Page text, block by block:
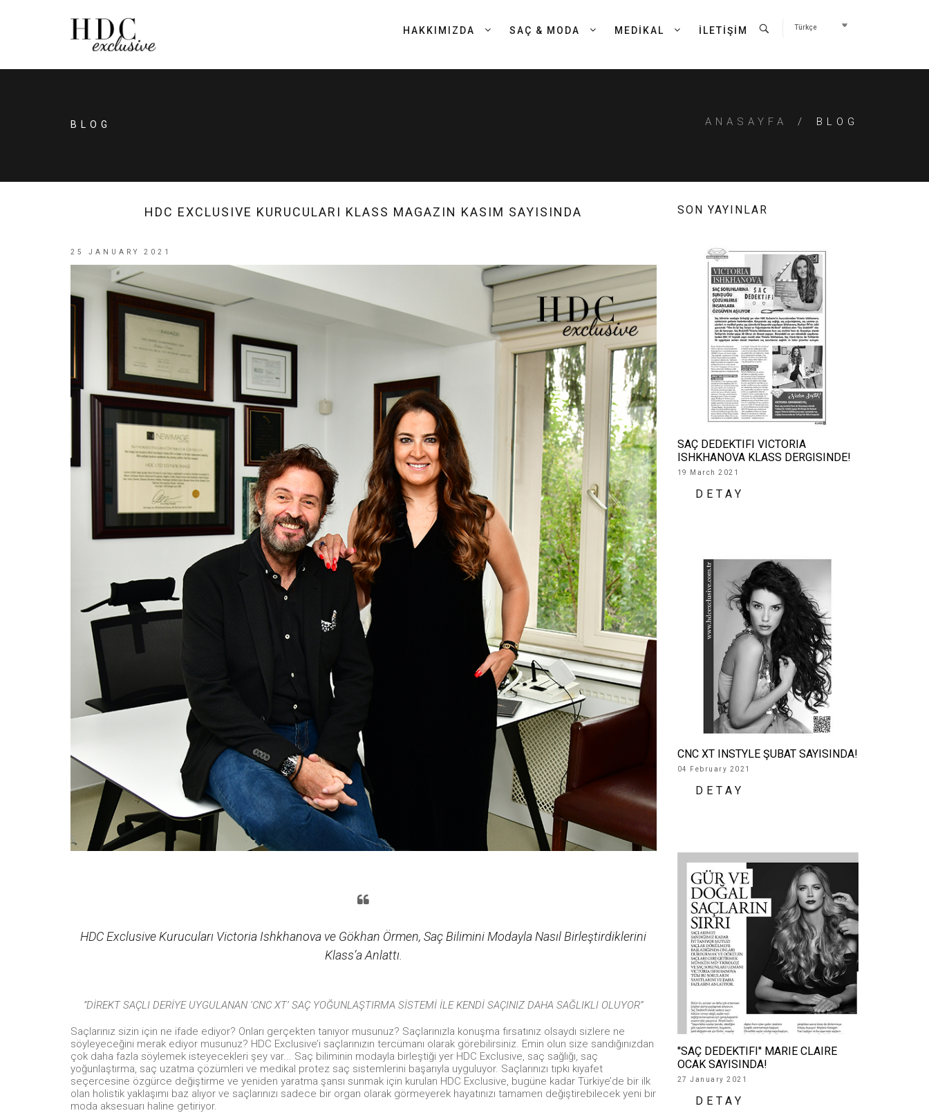
HAKKIMIZDA SAÇ & MODA MEDİKAL İLETİŞİM
BLOG ANASAYFA BLOG
HDC EXCLUSIVE KURUCULARI KLASS MAGAZIN KASIM SAYISINDA
25 JANUARY 2021
HDC Exclusive Kurucuları Victoria Ishkhanova ve Gökhan Örmen, Saç Bilimini Modayla Nasıl Birleştirdiklerini
Klass’a Anlattı.
“DİREKT SAÇLI DERİYE UYGULANAN ‘CNC XT’ SAÇ YOĞUNLAŞTIRMA SİSTEMİ İLE KENDİ SAÇINIZ DAHA SAĞLIKLI OLUYOR”
Saçlarınız sizin için ne ifade ediyor? Onları gerçekten tanıyor musunuz? Saçlarınızla konuşma fırsatınız olsaydı sizlere ne
söyleyeceğini merak ediyor musunuz? HDC Exclusive’i saçlarınızın tercümanı olarak görebilirsiniz. Emin olun size sandığınızdan
çok daha fazla söylemek isteyecekleri şey var... Saç biliminin modayla birleştiği yer HDC Exclusive, saç sağlığı, saç
yoğunlaştırma, saç uzatma çözümleri ve medikal protez saç sistemlerini başarıyla uyguluyor. Saçlarınızı tıpkı kıyafet
seçercesine özgürce değiştirme ve yeniden yaratma şansı sunmak için kurulan HDC Exclusive, bugüne kadar Türkiye’de bir ilk
olan holistik yaklaşımı baz alıyor ve saçlarınızı sadece bir organ olarak görmeyerek hayatınızı tamamen değiştirebilecek yeni bir
moda aksesuarı haline getiriyor.
SON YAYINLAR
SAÇ DEDEKTIFI VICTORIA
ISHKHANOVA KLASS DERGISINDE!
19 March 2021
DETAY
CNC XT INSTYLE ŞUBAT SAYISINDA!
04 February 2021
DETAY
''SAÇ DEDEKTIFI'' MARIE CLAIRE
OCAK SAYISINDA!
27 January 2021
DETAY